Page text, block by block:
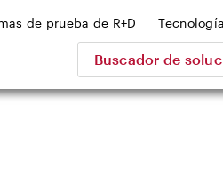
Buscador de
de prueba de R+D